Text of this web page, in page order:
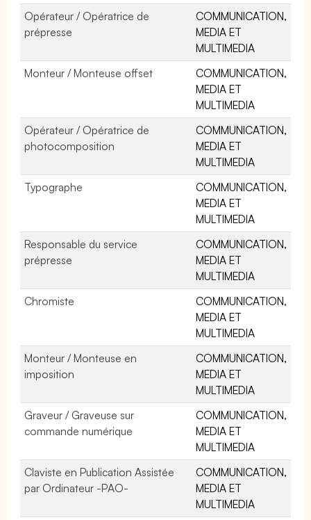
Opérateur / Opératrice de
prépresse
COMMUNICATION,
MEDIA ET
MULTIMEDIA
Monteur / Monteuse offset
COMMUNICATION,
MEDIA ET
MULTIMEDIA
Opérateur / Opératrice de
photocomposition
COMMUNICATION,
MEDIA ET
MULTIMEDIA
Typographe
COMMUNICATION,
MEDIA ET
MULTIMEDIA
Responsable du service
prépresse
COMMUNICATION,
MEDIA ET
MULTIMEDIA
Chromiste
COMMUNICATION,
MEDIA ET
MULTIMEDIA
Monteur / Monteuse en
imposition
COMMUNICATION,
MEDIA ET
MULTIMEDIA
Graveur / Graveuse sur
commande numérique
COMMUNICATION,
MEDIA ET
MULTIMEDIA
Claviste en Publication Assistée
par Ordinateur -PAO-
COMMUNICATION,
MEDIA ET
MULTIMEDIA